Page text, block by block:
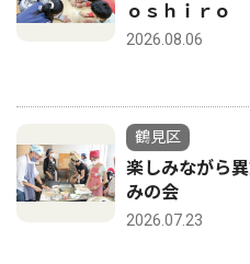
ｏｓｈｉｒｏ
2026.08.06
鶴見区
楽しみながら
みの会
2026.07.23